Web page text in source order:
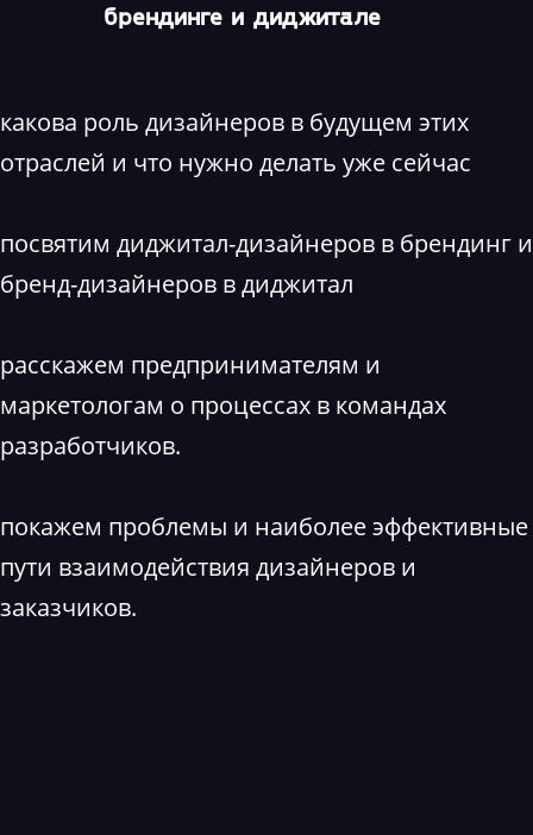
брендинге и диджитале
какова роль дизайнеров в будущем этих
отраслей и что нужно делать уже сейчас
посвятим диджитал-дизайнеров в брендинг и
бренд-дизайнеров в диджитал
расскажем предпринимателям и
маркетологам о процессах в командах
разработчиков.
покажем проблемы и наиболее эффективные
пути взаимодействия дизайнеров и
заказчиков.